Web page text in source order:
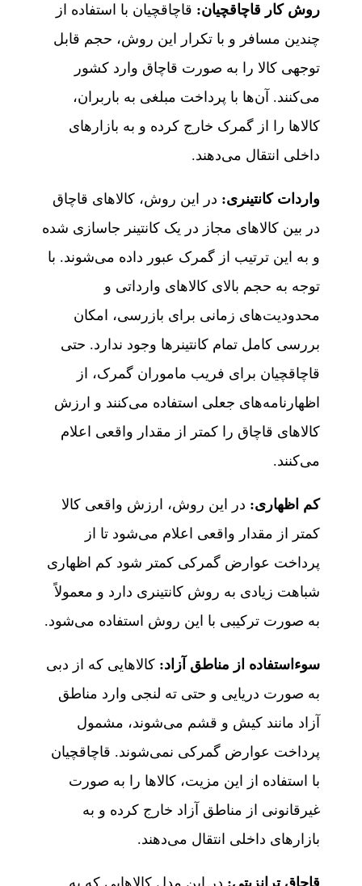
روش کار قاچاقچیان: قاچاقچیان با استفاده از
چندین مسافر و با تکرار این روش، حجم قابل
توجهی کالا را به صورت قاچاق وارد کشور
می‌کنند. آن‌ها با پرداخت مبلغی به باربران،
کالاها را از گمرک خارج کرده و به بازارهای
داخلی انتقال می‌دهند.
واردات کانتینری: در این روش، کالاهای قاچاق
در بین کالاهای مجاز در یک کانتینر جاسازی شده
و به این ترتیب از گمرک عبور داده می‌شوند. با
توجه به حجم بالای کالاهای وارداتی و
محدودیت‌های زمانی برای بازرسی، امکان
بررسی کامل تمام کانتینرها وجود ندارد. حتی
قاچاقچیان برای فریب ماموران گمرک، از
اظهارنامه‌های جعلی استفاده می‌کنند و ارزش
کالاهای قاچاق را کمتر از مقدار واقعی اعلام
می‌کنند.
کم اظهاری: در این روش، ارزش واقعی کالا
کمتر از مقدار واقعی اعلام می‌شود تا از
پرداخت عوارض گمرکی کمتر شود کم اظهاری
شباهت زیادی به روش کانتینری دارد و معمولاً
به صورت ترکیبی با این روش استفاده می‌شود.
سوءاستفاده از مناطق آزاد: کالاهایی که از دبی
به صورت دریایی و حتی ته لنجی وارد مناطق
آزاد مانند کیش و قشم می‌شوند، مشمول
پرداخت عوارض گمرکی نمی‌شوند. قاچاقچیان
با استفاده از این مزیت، کالاها را به صورت
غیرقانونی از مناطق آزاد خارج کرده و به
بازارهای داخلی انتقال می‌دهند.
قاچاق ترانزیتی: در این مدل کالاهایی که به